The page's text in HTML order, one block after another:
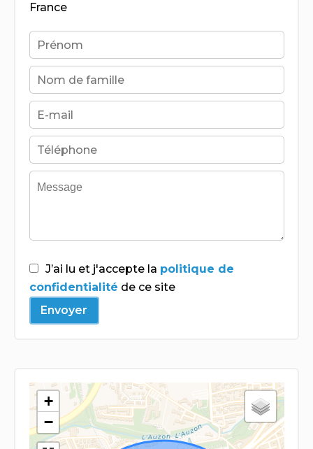
France
J’ai lu et j'accepte la politique de
confidentialité de ce site
Envoyer
+
−